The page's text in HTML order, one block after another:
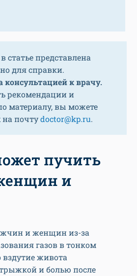
представлена
для справки.
консультацией к врачу.
рекомендации и
материалу, вы можете
на почтуdoctor@kp.ru.
пучить
и
и женщин из-за
газов в тонком
живота
и болью после